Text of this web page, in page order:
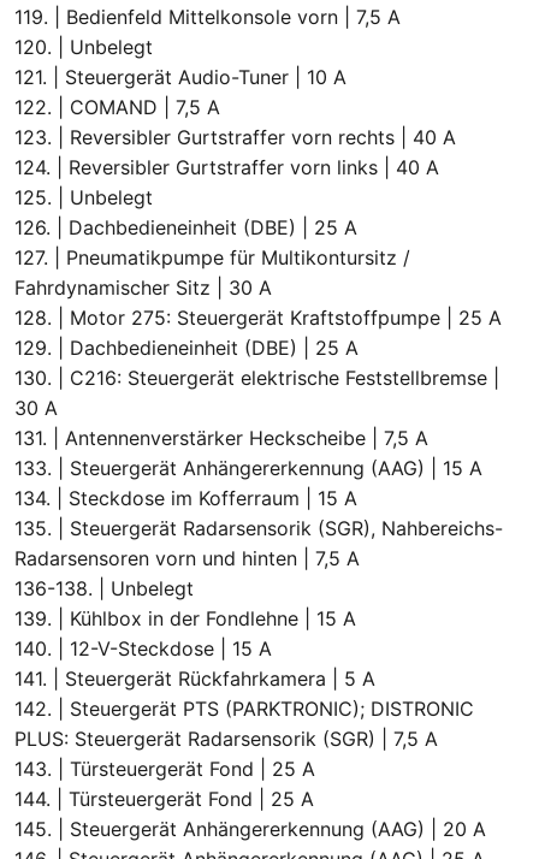
119. | Bedienfeld Mittelkonsole vorn | 7,5 A
120. | Unbelegt
121. | Steuergerät Audio-Tuner | 10 A
122. | COMAND | 7,5 A
123. | Reversibler Gurtstraffer vorn rechts | 40 A
124. | Reversibler Gurtstraffer vorn links | 40 A
125. | Unbelegt
126. | Dachbedieneinheit (DBE) | 25 A
127. | Pneumatikpumpe für Multikontursitz /
Fahrdynamischer Sitz | 30 A
128. | Motor 275: Steuergerät Kraftstoffpumpe | 25 A
129. | Dachbedieneinheit (DBE) | 25 A
130. | C216: Steuergerät elektrische Feststellbremse |
30 A
131. | Antennenverstärker Heckscheibe | 7,5 A
133. | Steuergerät Anhängererkennung (AAG) | 15 A
134. | Steckdose im Kofferraum | 15 A
135. | Steuergerät Radarsensorik (SGR), Nahbereichs-
Radarsensoren vorn und hinten | 7,5 A
136-138. | Unbelegt
139. | Kühlbox in der Fondlehne | 15 A
140. | 12-V-Steckdose | 15 A
141. | Steuergerät Rückfahrkamera | 5 A
142. | Steuergerät PTS (PARKTRONIC); DISTRONIC
PLUS: Steuergerät Radarsensorik (SGR) | 7,5 A
143. | Türsteuergerät Fond | 25 A
144. | Türsteuergerät Fond | 25 A
145. | Steuergerät Anhängererkennung (AAG) | 20 A